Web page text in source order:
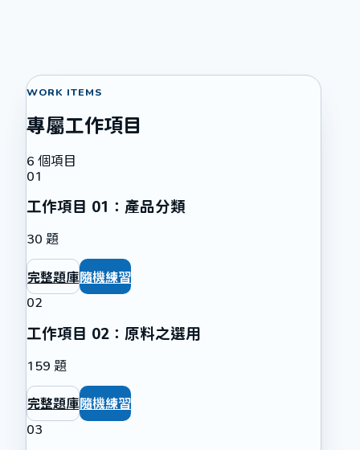
WORK ITEMS
專屬工作項目
6 個項目
01
工作項目 01：產品分類
30 題
完整題庫隨機練習
02
工作項目 02：原料之選用
159 題
完整題庫隨機練習
03